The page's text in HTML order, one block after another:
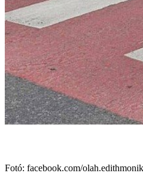
Fotó: facebook.com/